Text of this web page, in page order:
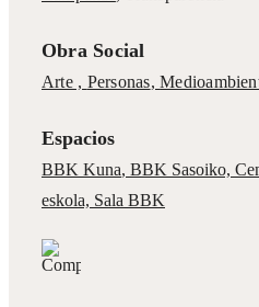
Obra Social
Arte , Personas,
Espacios
BBK Kuna, BBK Sasoiko,
eskola, Sala BBK